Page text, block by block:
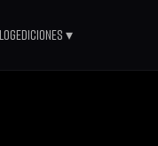
Ediciones ▾